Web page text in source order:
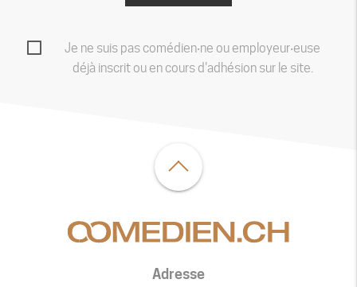
Je ne suis pas comédien‧ne ou employeur‧euse
déjà inscrit ou en cours d'adhésion sur le site.
Adresse